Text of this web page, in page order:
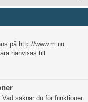
ö
k
på http://www.m.nu.
hänvisas till
saknar du för funktioner